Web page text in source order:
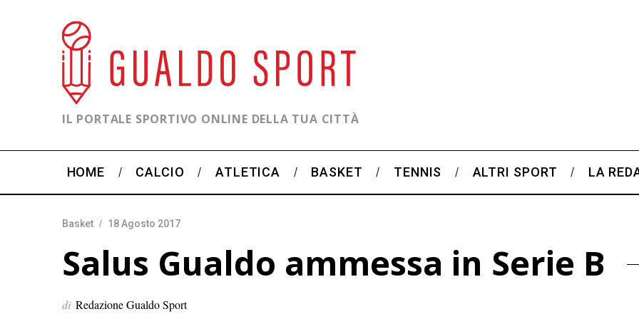
IL PORTALE SPORTIVO ONLINE DELLA TUA CITTÀ
HOME CALCIO ATLETICA BASKET TENNIS ALTRI SPORT LA
Basket 18 Agosto 2017
Salus Gualdo ammessa in Serie B
di Redazione Gualdo Sport